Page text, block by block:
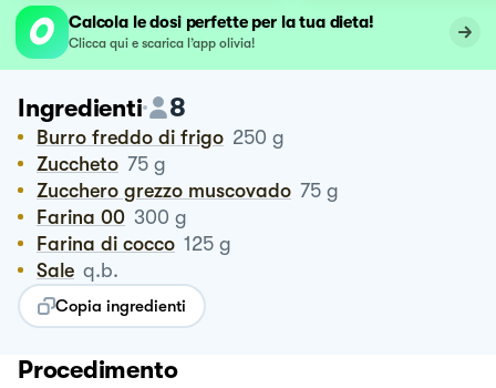
Calcola le dosi perfette per la tua dieta!
Clicca qui e scarica l’app olivia!
Ingredienti 8
Burro freddo di frigo 250 g
Zuccheto 75 g
Zucchero grezzo muscovado 75 g
Farina 00 300 g
Farina di cocco 125 g
Sale q.b.
Copia ingredienti
Procedimento